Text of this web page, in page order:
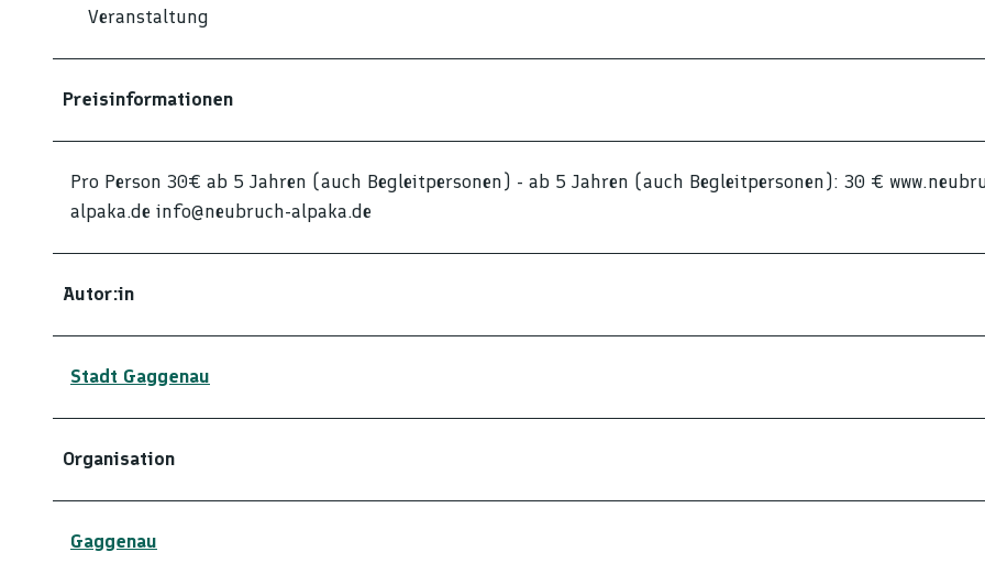
Veranstaltung
Preisinformationen
Pro Person 30€ ab 5 Jahren (auch Begleitpersonen) - ab 5 Jahren (auch Begleitpersonen): 30 €
alpaka.de info@neubruch-alpaka.de
Autor:in
Stadt Gaggenau
Organisation
Gaggenau